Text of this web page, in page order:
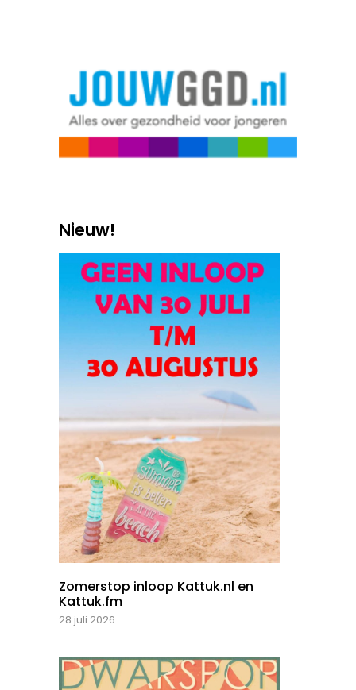
Nieuw!
Zomerstop inloop Kattuk.nl en
Kattuk.fm
28 juli 2026